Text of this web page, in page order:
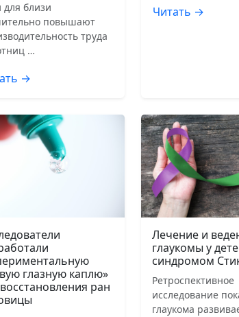
для близи
повышают
труда
…
→
Читать →
глазную каплю»
ран
Лечение и
глаукомы у
синдромом
Ретроспективное
исследование
глаукома